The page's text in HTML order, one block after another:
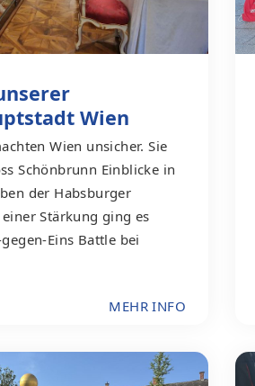
Wien
Wien unsicher. Sie
Schönbrunn Einblicke in
der Habsburger
Stärkung ging es
Eins Battle bei
MEHR INFO